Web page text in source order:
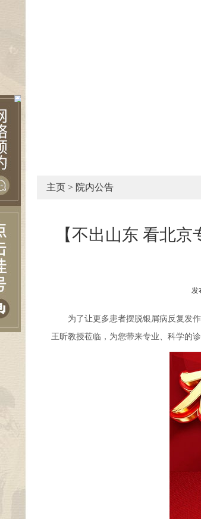
主页 > 院内公告
【不出山东 看北
发
为了让更多患者摆脱银屑病反复发作
王昕教授莅临，为您带来专业、科学的